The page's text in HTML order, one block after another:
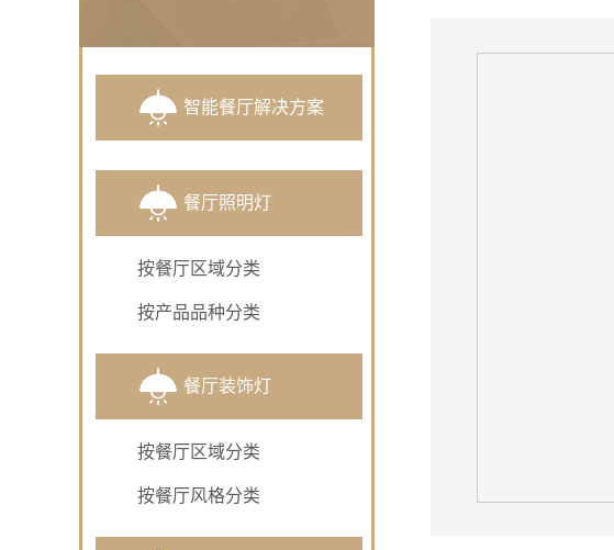
智能餐厅解决方案
餐厅照明灯
按餐厅区域分类
按产品品种分类
餐厅装饰灯
按餐厅区域分类
按餐厅风格分类
02射灯
型号：1547002504
类别：嵌入式射灯